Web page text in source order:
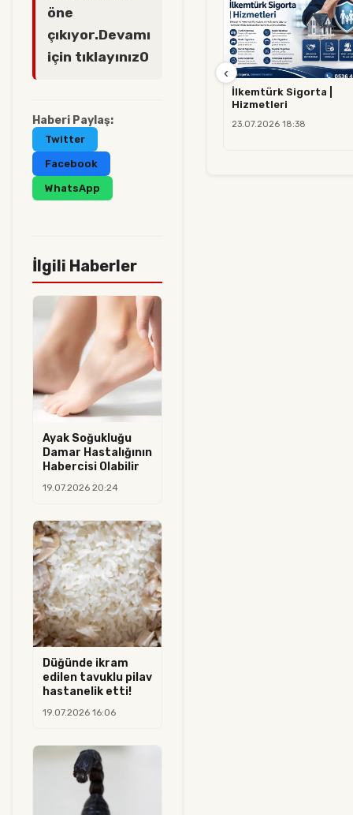
öne
çıkıyor.Devamı
için tıklayınız0
Haberi Paylaş:
Twitter
Facebook
WhatsApp
İlgili Haberler
Ayak Soğukluğu
Damar Hastalığının
Habercisi Olabilir
19.07.2026 20:24
Düğünde ikram
edilen tavuklu pilav
hastanelik etti!
19.07.2026 16:06
İlkemtürk Sigorta |
Hizmetleri
23.07.2026 18:38
‹